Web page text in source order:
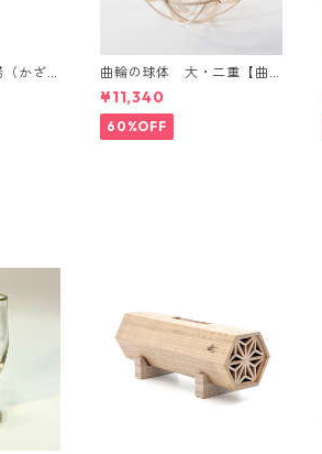
（かざ
コー
曲輪の球体 大・二重【曲
輪の弁当箱 発売記念・限定
特別価格】
¥11,340
60%OFF